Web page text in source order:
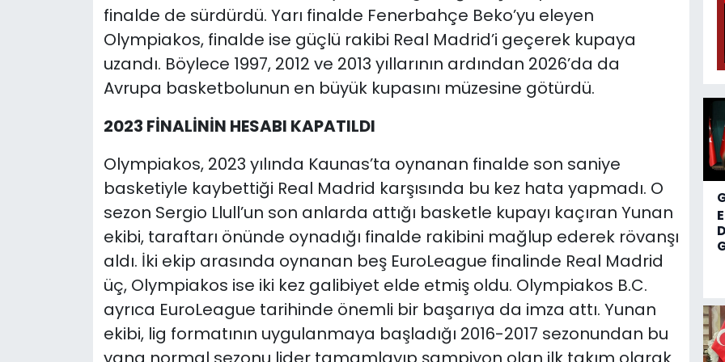
finalde de sürdürdü. Yarı finalde Fenerbahçe Beko’yu eleyen
Olympiakos, finalde ise güçlü rakibi Real Madrid’i geçerek kupaya
uzandı. Böylece 1997, 2012 ve 2013 yıllarının ardından 2026’da da
Avrupa basketbolunun en büyük kupasını müzesine götürdü.
2023 FİNALİNİN HESABI KAPATILDI
Olympiakos, 2023 yılında Kaunas’ta oynanan finalde son saniye
basketiyle kaybettiği Real Madrid karşısında bu kez hata yapmadı. O
sezon Sergio Llull’un son anlarda attığı basketle kupayı kaçıran Yunan
ekibi, taraftarı önünde oynadığı finalde rakibini mağlup ederek rövanşı
aldı. İki ekip arasında oynanan beş EuroLeague finalinde Real Madrid
üç, Olympiakos ise iki kez galibiyet elde etmiş oldu. Olympiakos B.C.
ayrıca EuroLeague tarihinde önemli bir başarıya da imza attı. Yunan
ekibi, lig formatının uygulanmaya başladığı 2016-2017 sezonundan bu